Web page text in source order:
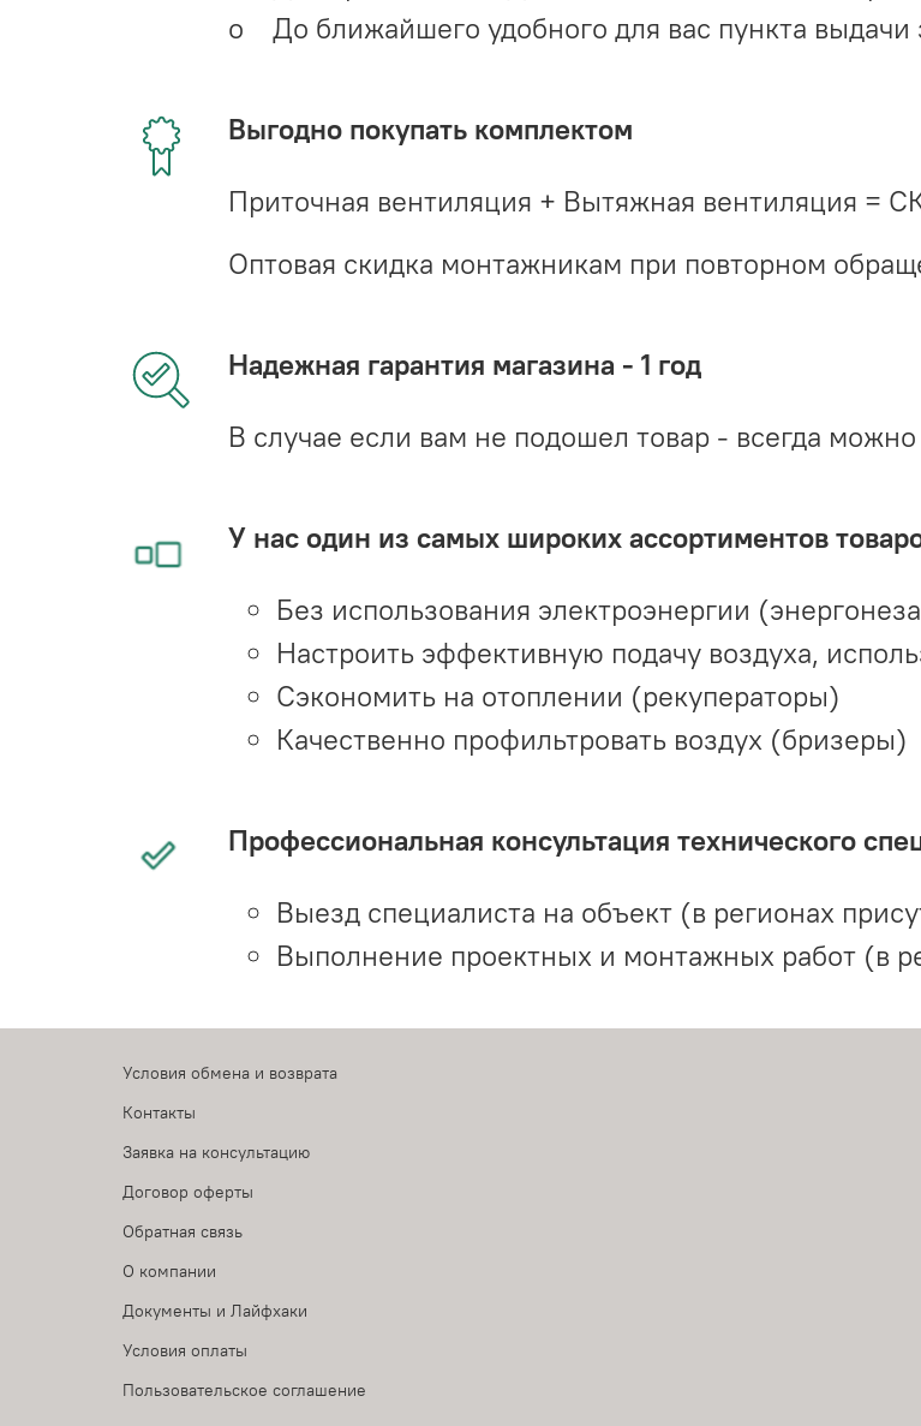
o До ближайшего удобного для вас пункта выдачи
Выгодно покупать комплектом
Приточная вентиляция + Вытяжная вентиляция =
Оптовая скидка монтажникам при повторном
Надежная гарантия магазина - 1 год
В случае если вам не подошел товар - всегда
У нас один из самых широких ассортиментов
Без использования электроэнергии
Настроить эффективную подачу воздуха,
Сэкономить на отоплении (рекуператоры)
Качественно профильтровать воздух (бризеры)
Профессиональная консультация технического
Выезд специалиста на объект (в регионах
Выполнение проектных и монтажных работ (в
Условия обмена и возврата
Контакты
Заявка на консультацию
Договор оферты
Обратная связь
О компании
Документы и Лайфхаки
Условия оплаты
Пользовательское соглашение